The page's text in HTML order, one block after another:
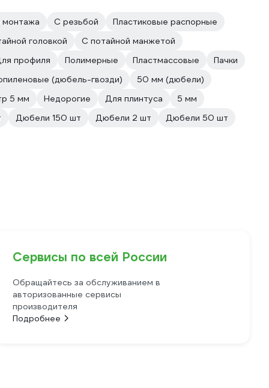
монтажа С резьбой
Пластиковые распорные
головкой
С потайной манжетой
профиля Полимерные Пластмассовые
Пачки
(дюбель-гвозди)
50 мм (дюбели)
5 мм Недорогие Для плинтуса
5 мм
Дюбели 150 шт Дюбели 2 шт
Дюбели 50 шт
Сервисы по всей России
Обращайтесь за обслуживанием в
авторизованные сервисы
производителя
Подробнее